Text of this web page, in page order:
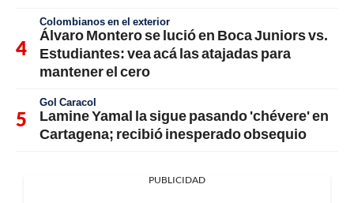
Colombianos en el exterior
Álvaro Montero se lució en Boca Juniors vs.
Estudiantes: vea acá las atajadas para
mantener el cero
Gol Caracol
Lamine Yamal la sigue pasando 'chévere' en
Cartagena; recibió inesperado obsequio
PUBLICIDAD